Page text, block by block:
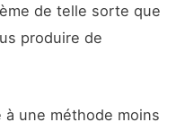
de telle sorte que
produire de
à une méthode moins